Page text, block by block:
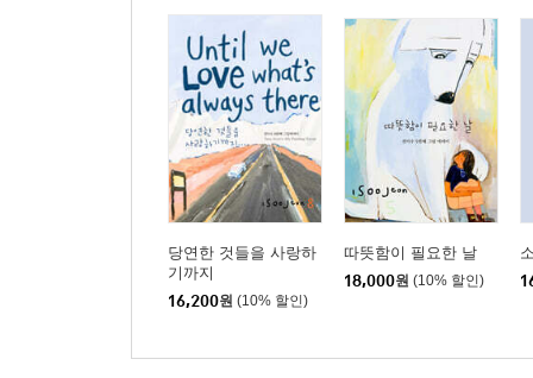
당연한 것들을 사랑하
기까지
16,200원 (10% 할인)
따뜻함이 필요한 날
18,000원 (10% 할인)